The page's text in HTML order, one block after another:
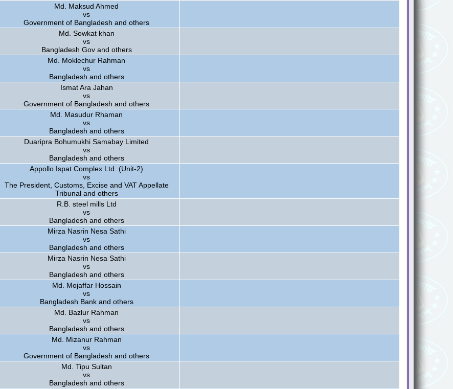
Md. Maksud Ahmed
vs
Government of Bangladesh and others
Md. Sowkat khan
vs
Bangladesh Gov and others
Md. Moklechur Rahman
vs
Bangladesh and others
Ismat Ara Jahan
vs
Government of Bangladesh and others
Md. Masudur Rhaman
vs
Bangladesh and others
Duaripra Bohumukhi Samabay Limited
vs
Bangladesh and others
Appollo Ispat Complex Ltd. (Unit-2)
vs
The President, Customs, Excise and VAT Appellate
Tribunal and others
R.B. steel mills Ltd
vs
Bangladesh and others
Mirza Nasrin Nesa Sathi
vs
Bangladesh and others
Mirza Nasrin Nesa Sathi
vs
Bangladesh and others
Md. Mojaffar Hossain
vs
Bangladesh Bank and others
Md. Bazlur Rahman
vs
Bangladesh and others
Md. Mizanur Rahman
vs
Government of Bangladesh and others
Md. Tipu Sultan
vs
Bangladesh and others